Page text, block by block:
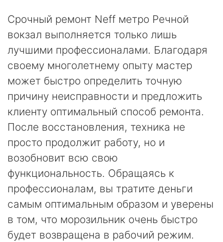
Срочный ремонт Neff метро Речной
вокзал выполняется только лишь
лучшими профессионалами. Благодаря
своему многолетнему опыту мастер
может быстро определить точную
причину неисправности и предложить
клиенту оптимальный способ ремонта.
После восстановления, техника не
просто продолжит работу, но и
возобновит всю свою
функциональность. Обращаясь к
профессионалам, вы тратите деньги
самым оптимальным образом и уверены
в том, что морозильник очень быстро
будет возвращена в рабочий режим.